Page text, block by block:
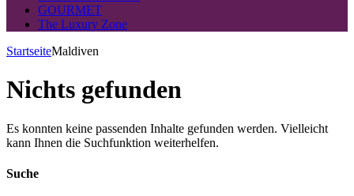
GOURMET
The Luxury Zone
StartseiteMaldiven
Nichts gefunden
Es konnten keine passenden Inhalte gefunden werden. Vielleicht
kann Ihnen die Suchfunktion weiterhelfen.
Suche